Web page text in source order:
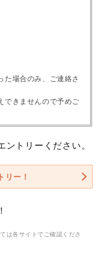
た場合のみ、ご連絡さ
できませんので予めご
トリーください。
リー！
は各サイトでご確認くださ